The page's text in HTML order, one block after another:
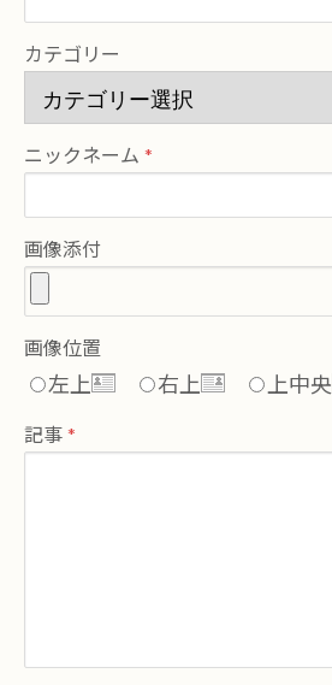
カテゴリー
ニックネーム
画像添付
画像位置
左上 右上 上中央
記事